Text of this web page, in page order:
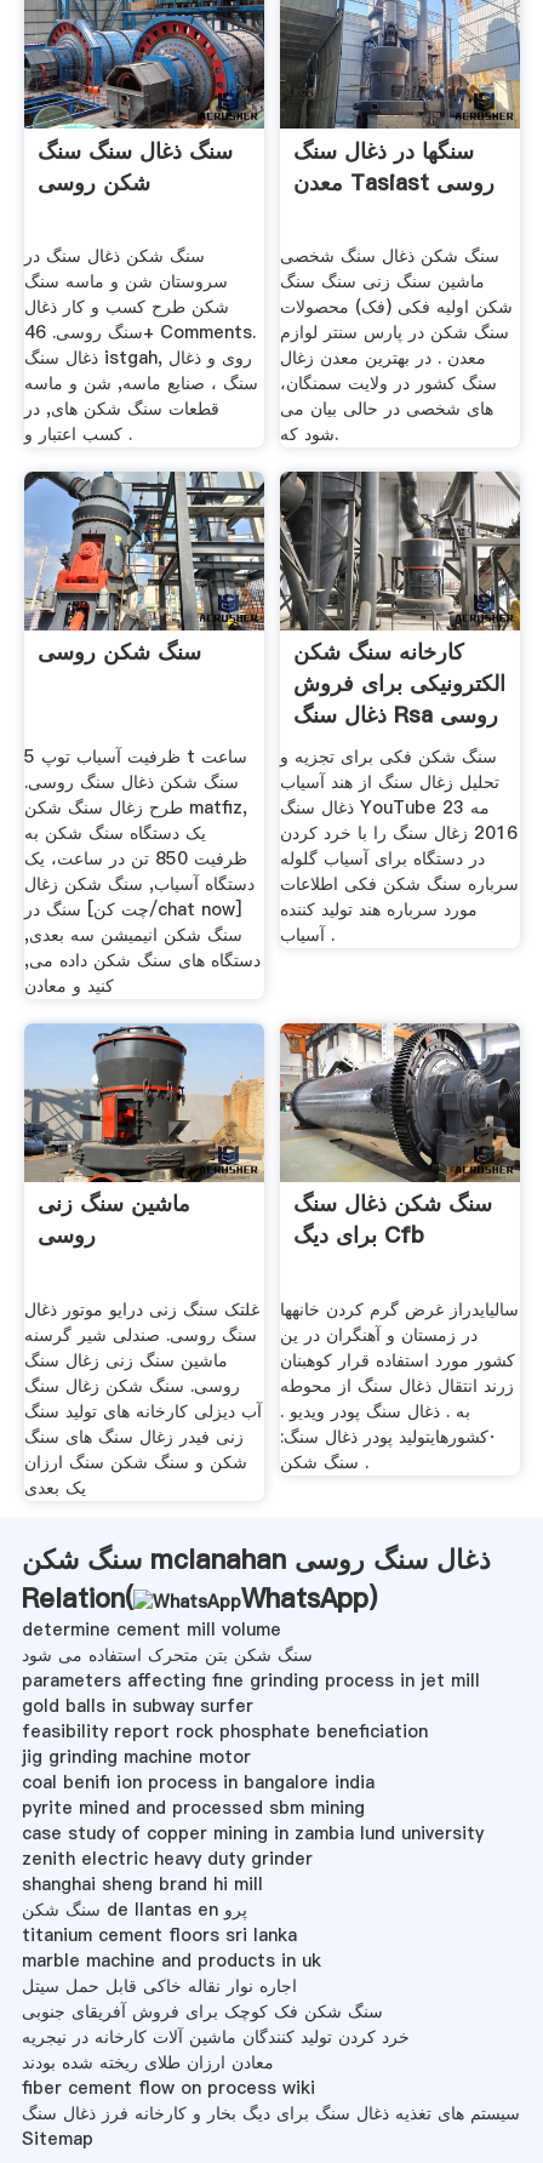
سنگ ذغال سنگ سنگ
شکن روسی
سنگ شکن ذغال سنگ در
سروستان شن و ماسه سنگ
شکن طرح کسب و کار ذغال
سنگ روسی. 46+ Comments.
ذغال سنگ istgah, روی و ذغال
سنگ ، صنایع ماسه, شن و ماسه
قطعات سنگ شکن های, در
کسب اعتبار و .
سنگها در ذغال سنگ
معدن Tasiast روسی
سنگ شکن ذغال سنگ شخصی
ماشین سنگ زنی سنگ سنگ
شکن اولیه فکی (فک) محصولات
سنگ شکن در پارس سنتر لوازم
معدن . در بهترین معدن زغال
سنگ کشور در ولایت سمنگان،
های شخصی در حالی بیان می
شود که.
سنگ شکن روسی
ظرفیت آسیاب توپ 5 t ساعت
سنگ شکن ذغال سنگ روسی.
طرح زغال سنگ شکن matfiz,
یک دستگاه سنگ شکن به
ظرفیت 850 تن در ساعت، یک
دستگاه آسیاب, سنگ شکن زغال
سنگ در [چت کن/chat now]
سنگ شکن انیمیشن سه بعدی,
دستگاه های سنگ شکن داده می,
کنید و معادن
کارخانه سنگ شکن
الکترونیکی برای فروش
ذغال سنگ Rsa روسی
سنگ شکن فکی برای تجزیه و
تحلیل زغال سنگ از هند آسیاب
ذغال سنگ YouTube 23 مه
2016 زغال سنگ را با خرد کردن
در دستگاه برای آسیاب گلوله
سرباره سنگ شکن فکی اطلاعات
مورد سرباره هند تولید کننده
آسیاب .
ماشین سنگ زنی
روسی
غلتک سنگ زنی درایو موتور ذغال
سنگ روسی. صندلی شیر گرسنه
ماشین سنگ زنی زغال سنگ
روسی. سنگ شکن زغال سنگ
آب دیزلی کارخانه های تولید سنگ
زنی فیدر زغال سنگ های سنگ
شکن و سنگ شکن سنگ ارزان
یک بعدی
سنگ شکن ذغال سنگ
برای دیگ Cfb
سالیایدراز غرض گرم کردن خانهها
در زمستان و آهنگران در ین
کشور مورد استفاده قرار کوهبنان
زرند انتقال ذغال سنگ از محوطه
به . ذغال سنگ پودر ویدیو .
·کشورهایتولید پودر ذغال سنگ:
سنگ شکن .
سنگ شکن mclanahan ذغال سنگ روسی
Relation(
WhatsApp)
determine cement mill volume
سنگ شکن بتن متحرک استفاده می شود
parameters affecting fine grinding process in jet mill
gold balls in subway surfer
feasibility report rock phosphate beneficiation
jig grinding machine motor
coal benifi ion process in bangalore india
pyrite mined and processed sbm mining
case study of copper mining in zambia lund university
zenith electric heavy duty grinder
shanghai sheng brand hi mill
سنگ شکن de llantas en پرو
titanium cement floors sri lanka
marble machine and products in uk
اجاره نوار نقاله خاکی قابل حمل سیتل
سنگ شکن فک کوچک برای فروش آفریقای جنوبی
خرد کردن تولید کنندگان ماشین آلات کارخانه در نیجریه
معادن ارزان طلای ریخته شده بودند
fiber cement flow on process wiki
سیستم های تغذیه ذغال سنگ برای دیگ بخار و کارخانه فرز ذغال سنگ
Sitemap